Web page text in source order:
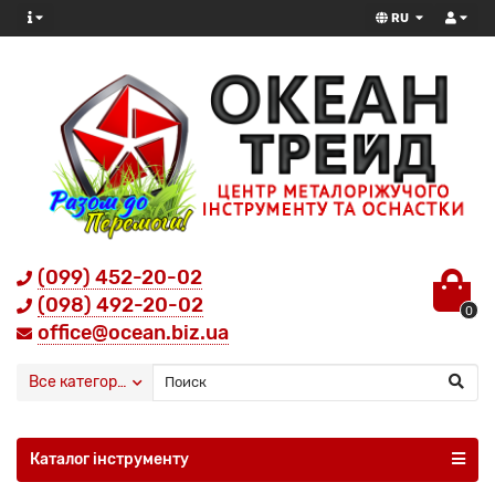
RU
(099) 452-20-02
(098) 492-20-02
office@ocean.biz.ua
0
Все категории
Каталог інструменту